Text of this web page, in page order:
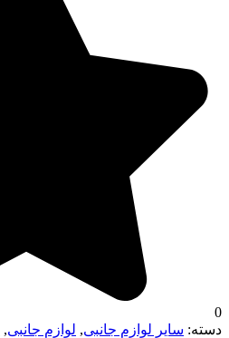
0
دسته: سایر لوازم جانبی, لوازم جانبی,